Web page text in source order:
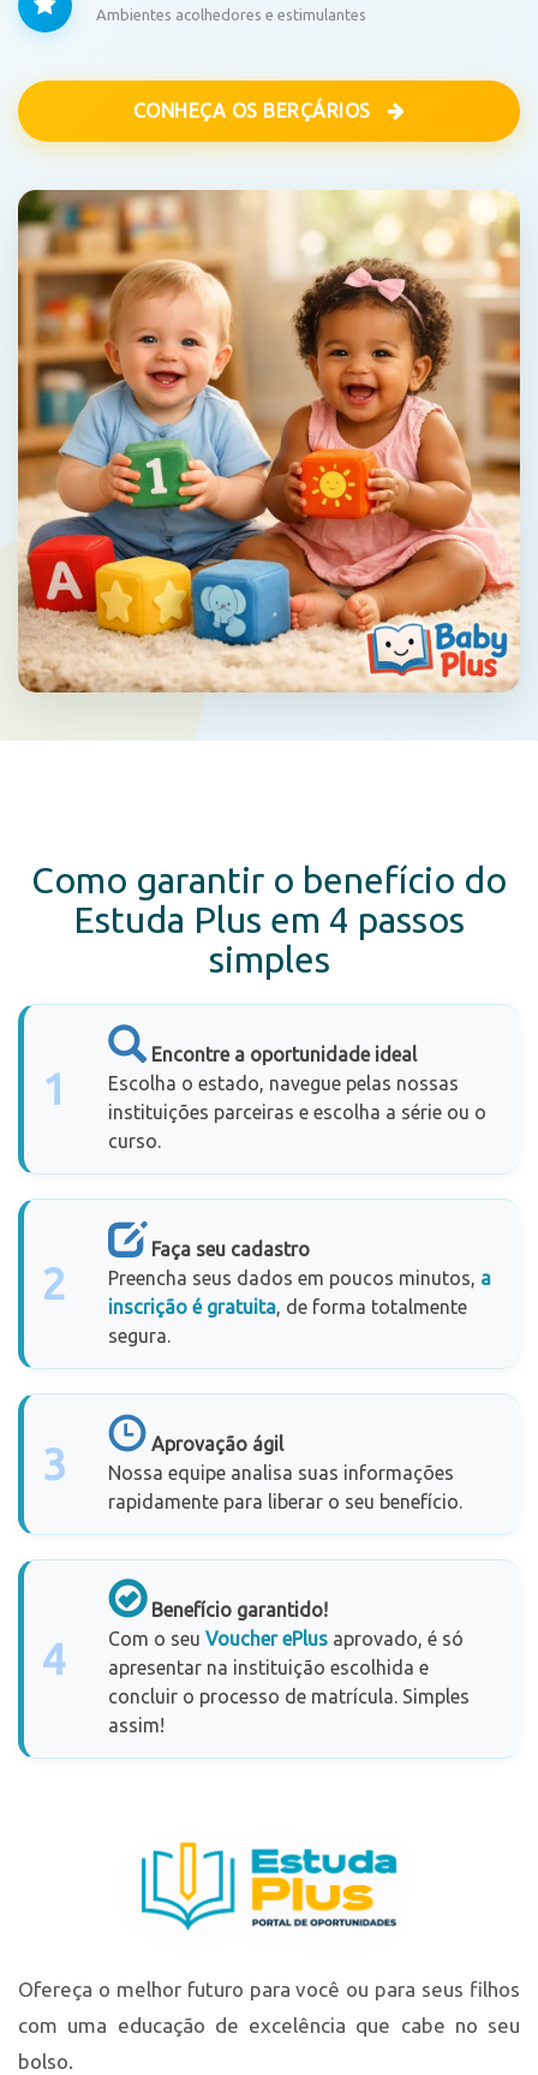
Ambientes acolhedores e estimulantes
CONHEÇA OS BERÇÁRIOS
Como garantir o benefício do
Estuda Plus em 4 passos
simples
1
Encontre a oportunidade ideal
Escolha o estado, navegue pelas nossas
instituições parceiras e escolha a série ou o
curso.
2
Faça seu cadastro
Preencha seus dados em poucos minutos, a
inscrição é gratuita , de forma totalmente
segura.
3
Aprovação ágil
Nossa equipe analisa suas informações
rapidamente para liberar o seu benefício.
4
Benefício garantido!
Com o seu Voucher ePlus aprovado, é só
apresentar na instituição escolhida e
concluir o processo de matrícula. Simples
assim!
Ofereça o melhor futuro para você ou para seus filhos
com uma educação de excelência que cabe no seu
bolso.